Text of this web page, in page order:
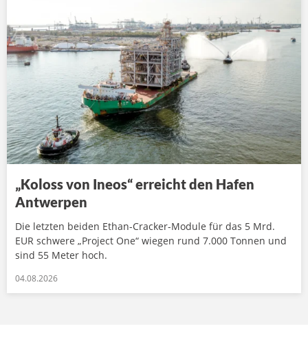
„Koloss von Ineos“ erreicht den Hafen
Antwerpen
Die letzten beiden Ethan-Cracker-Module für das 5 Mrd.
EUR schwere „Project One“ wiegen rund 7.000 Tonnen und
sind 55 Meter hoch.
04.08.2026